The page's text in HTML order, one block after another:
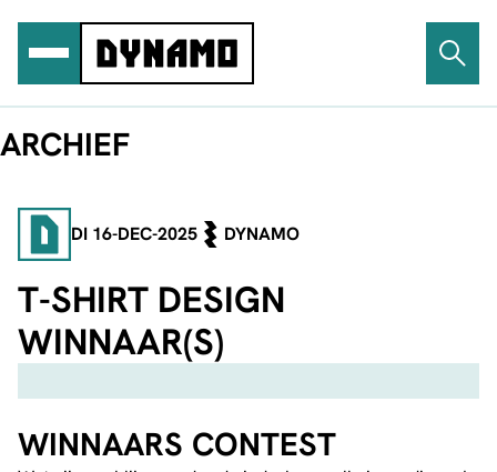
ARCHIEF
DI 16-DEC-2025 DYNAMO
T-SHIRT DESIGN
WINNAAR(S)
WINNAARS CONTEST